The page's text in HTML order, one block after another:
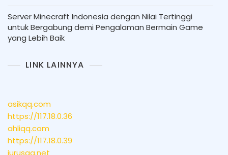
Server Minecraft Indonesia dengan Nilai Tertinggi
untuk Bergabung demi Pengalaman Bermain Game
yang Lebih Baik
LINK LAINNYA
asikqq.com
https://117.18.0.36
ahliqq.com
https://117.18.0.39
jurusqq.net